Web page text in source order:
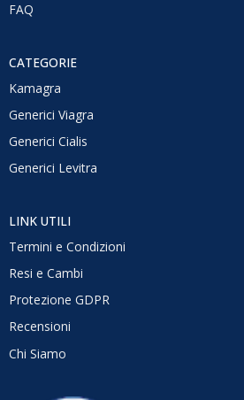
FAQ
CATEGORIE
Kamagra
Generici Viagra
Generici Cialis
Generici Levitra
LINK UTILI
Termini e Condizioni
Resi e Cambi
Protezione GDPR
Recensioni
Chi Siamo